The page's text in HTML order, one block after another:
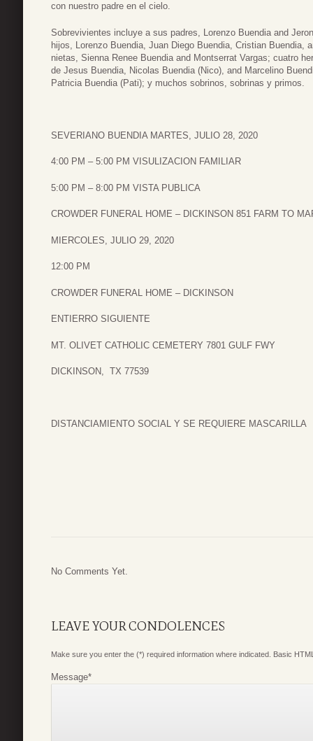
con nuestro padre en el cielo.
Sobrevivientes incluye a sus padres, Lorenzo Buendia and
hijos, Lorenzo Buendia, Juan Diego Buendia, Cristian Buendia,
nietas, Sienna Renee Buendia and Montserrat Vargas; cuatro
de Jesus Buendia, Nicolas Buendia (Nico), and Marcelino
Patricia Buendia (Pati); y muchos sobrinos, sobrinas y primos.
SEVERIANO BUENDIA MARTES, JULIO 28, 2020
4:00 PM – 5:00 PM VISULIZACION FAMILIAR
5:00 PM – 8:00 PM VISTA PUBLICA
CROWDER FUNERAL HOME – DICKINSON 851 FARM TO
MIERCOLES, JULIO 29, 2020
12:00 PM
CROWDER FUNERAL HOME – DICKINSON
ENTIERRO SIGUIENTE
MT. OLIVET CATHOLIC CEMETERY 7801 GULF FWY
DICKINSON, TX 77539
DISTANCIAMIENTO SOCIAL Y SE REQUIERE MASCARILLA
No Comments Yet.
LEAVE YOUR CONDOLENCES
Make sure you enter the (*) required information where indicated. Basic
Message*